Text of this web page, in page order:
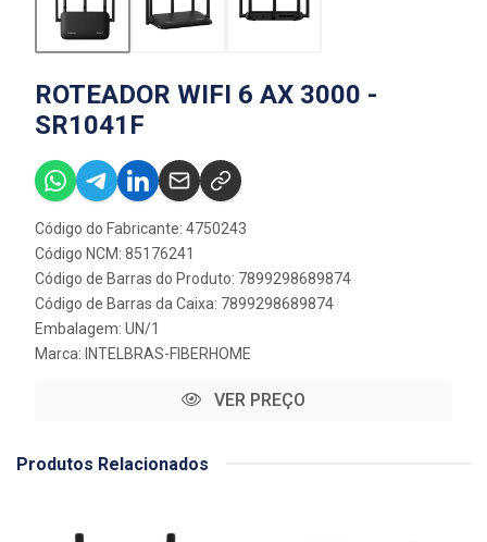
ROTEADOR WIFI 6 AX 3000 -
SR1041F
Código do Fabricante: 4750243
Código NCM: 85176241
Código de Barras do Produto: 7899298689874
Código de Barras da Caixa: 7899298689874
Embalagem: UN/1
Marca: INTELBRAS-FIBERHOME
VER PREÇO
Produtos Relacionados